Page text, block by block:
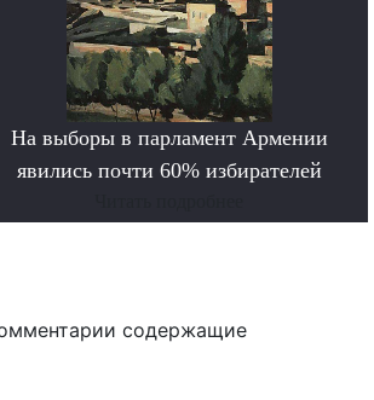
На выборы в парламент Армении
явились почти 60% избирателей
содержащие